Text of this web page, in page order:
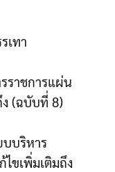
เทา
ราชการแผ่น
(ฉบับที่ 8)
บริหาร
ขเพิ่มเติมถึง